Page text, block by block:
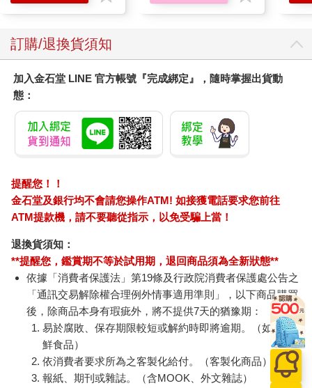
訂購/退換貨須知
加入金石堂 LINE 官方帳號『完成綁定』，隨時掌握出貨動
態：
提醒您！！
金石堂及銀行均不會請您操作ATM! 如接獲電話要求您前往
ATM提款機，請不要聽從指示，以免受騙上當！
退換貨須知：
**提醒您，鑑賞期不等於試用期，退回商品須為全新狀態**
依據「消費者保護法」第19條及行政院消費者保護處公告之
「通訊交易解除權合理例外情事適用準則」，以下商品購買
後，除商品本身有瑕疵外，將不提供7天的猶豫期：
易於腐敗、保存期限較短或解約時即將逾期。（如：生
鮮食品）
依消費者要求所為之客製化給付。（客製化商品）
報紙、期刊或雜誌。（含MOOK、外文雜誌）